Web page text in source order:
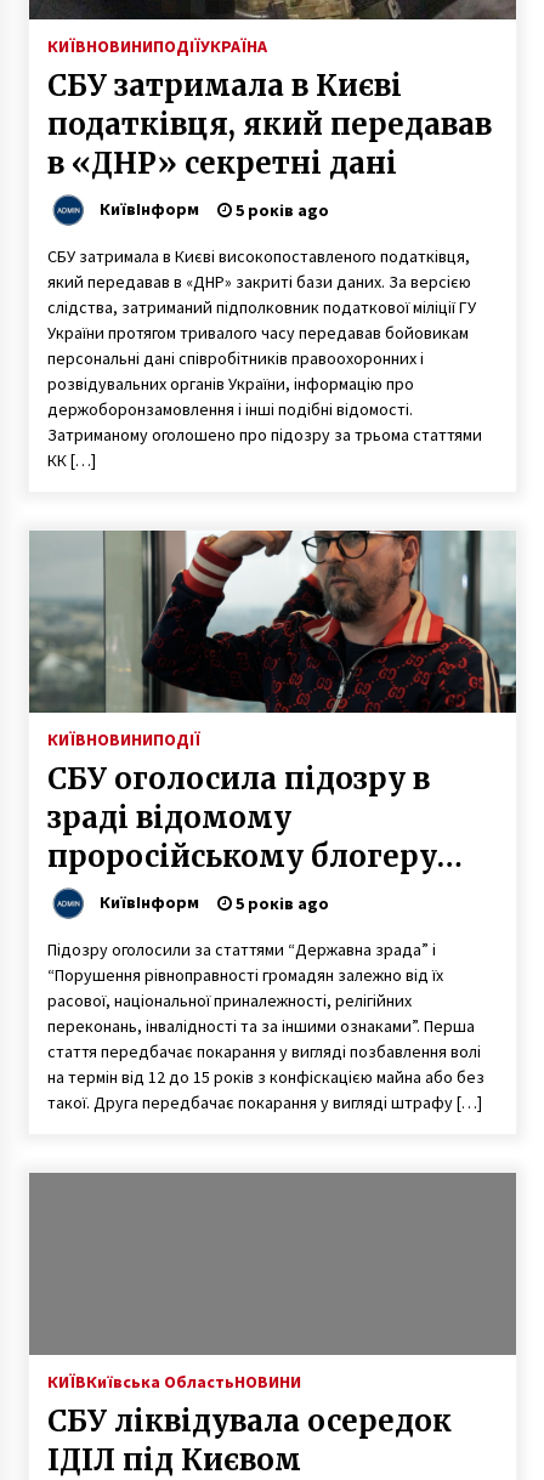
КИЇВНОВИНИПОДІЇУКРАЇНА
СБУ затримала в Києві
податківця, який передавав
в «ДНР» секретні дані
КиївІнформ 5 років ago
СБУ затримала в Києві високопоставленого податківця,
який передавав в «ДНР» закриті бази даних. За версією
слідства, затриманий підполковник податкової міліції ГУ
України протягом тривалого часу передавав бойовикам
персональні дані співробітників правоохоронних і
розвідувальних органів України, інформацію про
держоборонзамовлення і інші подібні відомості.
Затриманому оголошено про підозру за трьома статтями
КК […]
КИЇВНОВИНИПОДІЇ
СБУ оголосила підозру в
зраді відомому
проросійському блогеру
Анатолію Шарію
КиївІнформ 5 років ago
Підозру оголосили за статтями “Державна зрада” і
“Порушення рівноправності громадян залежно від їх
расової, національної приналежності, релігійних
переконань, інвалідності та за іншими ознаками”. Перша
стаття передбачає покарання у вигляді позбавлення волі
на термін від 12 до 15 років з конфіскацією майна або без
такої. Друга передбачає покарання у вигляді штрафу […]
КИЇВКиївська ОбластьНОВИНИ
СБУ ліквідувала осередок
ІДІЛ під Києвом